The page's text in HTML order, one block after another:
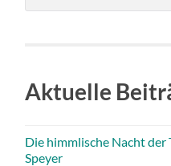
Aktuelle
Die himmlische Nacht der
Speyer